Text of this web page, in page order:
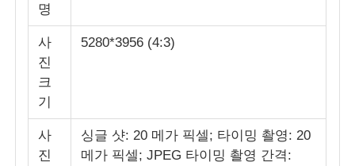
명
사
진
크
기
5280*3956 (4:3)
사
진
싱글 샷: 20 메가 픽셀; 타이밍 촬영: 20
메가 픽셀; JPEG 타이밍 촬영 간격: